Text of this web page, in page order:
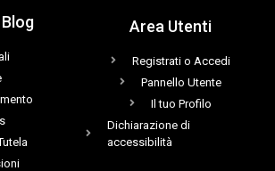
Area Utenti
Registrati o Accedi
Pannello Utente
Il tuo Profilo
Dichiarazione di
accessibilità